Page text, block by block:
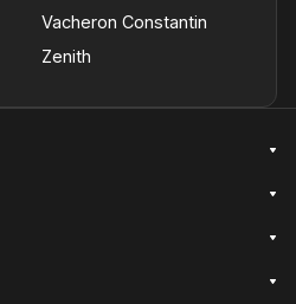
Vacheron Constantin
Zenith